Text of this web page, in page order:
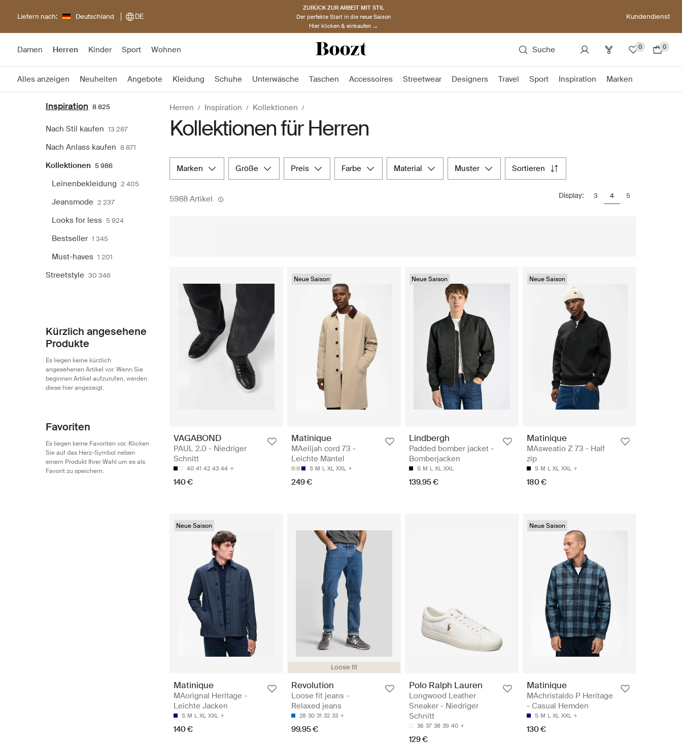
Liefern nach: Deutschland DE
ZURÜCK ZUR ARBEIT MIT STIL
Der perfekte Start in die neue Saison
Hier klicken & einkaufen →
Kundendienst
Damen Herren Kinder Sport Wohnen Suche 0 0
Alles anzeigen Neuheiten Angebote Kleidung Schuhe Unterwäsche Taschen Accessoires Streetwear Designers Travel Sport Inspiration Marken
Inspiration 8 825
Nach Stil kaufen 13 287
Nach Anlass kaufen 8 871
Kollektionen 5 986
Leinenbekleidung 2 405
Jeansmode 2 237
Looks for less 5 924
Bestseller 1 345
Must-haves 1 201
Streetstyle 30 346
Kürzlich angesehene
Produkte
Es liegen keine kürzlich
angesehenen Artikel vor. Wenn Sie
beginnen Artikel aufzurufen, werden
diese hier angezeigt.
Favoriten
Es liegen keine Favoriten vor. Klicken
Sie auf das Herz-Symbol neben
einem Produkt Ihrer Wahl um es als
Favorit zu speichern.
Herren Inspiration Kollektionen
Kollektionen für Herren
marken größe preis farbe material muster sortieren
5988 Artikel Display: 3 4 5
VAGABOND
PAUL 2.0 - Niedriger
Schnitt
40 41 42 43 44
140 €
Neue Saison
Matinique
MAelijah cord 73 -
Leichte Mäntel
S M L XL XXL
249 €
Neue Saison
Lindbergh
Padded bomber jacket -
Bomberjacken
S M L XL XXL
139.95 €
Neue Saison
Matinique
MAsweatio Z 73 - Half
zip
S M L XL XXL
180 €
Neue Saison
Matinique
MAorignal Heritage -
Leichte Jacken
S M L XL XXL
140 €
Loose fit
Revolution
Loose fit jeans -
Relaxed jeans
28 30 31 32 33
99.95 €
Polo Ralph Lauren
Longwood Leather
Sneaker - Niedriger
Schnitt
36 37 38 39 40
129 €
Neue Saison
Matinique
MAchristaldo P Heritage
- Casual Hemden
S M L XL XXL
130 €